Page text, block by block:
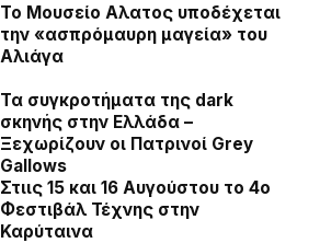
Το Μουσείο Αλατος υποδέχεται
την «ασπρόμαυρη μαγεία» του
Αλιάγα
Τα συγκροτήματα της dark
σκηνής στην Ελλάδα –
Ξεχωρίζουν οι Πατρινοί Grey
Gallows
Στιις 15 και 16 Αυγούστου το 4ο
Φεστιβάλ Τέχνης στην
Καρύταινα